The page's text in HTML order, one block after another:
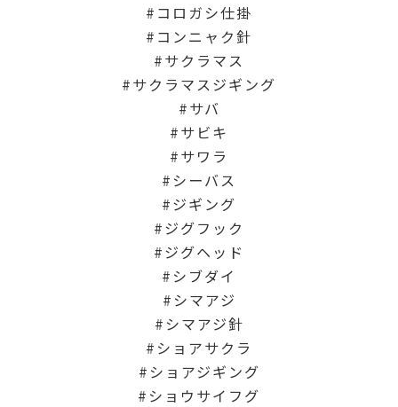
コロガシ仕掛
コンニャク針
サクラマス
サクラマスジギング
サバ
サビキ
サワラ
シーバス
ジギング
ジグフック
ジグヘッド
シブダイ
シマアジ
シマアジ針
ショアサクラ
ショアジギング
ショウサイフグ